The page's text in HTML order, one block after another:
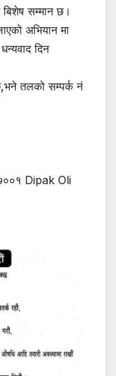
बिशेष सम्मान छ।
अभियान मा
दिन
तलको सम्पर्क नं
Dipak Oli